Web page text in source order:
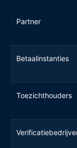
Partner
Betaalinstanties
Toezichthouders